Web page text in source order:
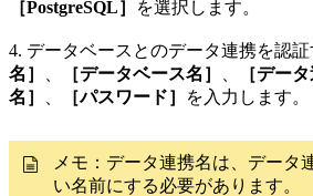
［PostgreSQL］ を選択します。
4. データベースとのデータ連携を認証
名］
［データベース名］ ［デー
名］
［パスワード］ を入力します。
メモ：データ連携名は、データ
い名前にする必要があります。